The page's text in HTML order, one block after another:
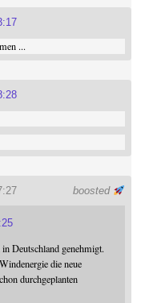
...
boosted
Deutschland genehmigt.
die neue
durchgeplanten